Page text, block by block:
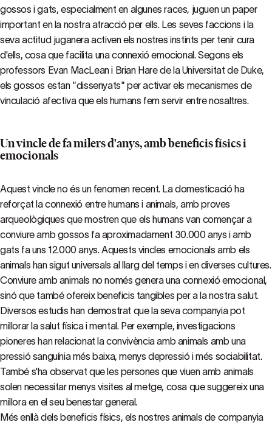
gossos i gats, especialment en algunes races, juguen un paper
important en la nostra atracció per ells. Les seves faccions i la
seva actitud juganera activen els nostres instints per tenir cura
d'ells, cosa que facilita una connexió emocional. Segons els
professors Evan MacLean i Brian Hare de la Universitat de Duke,
els gossos estan "dissenyats" per activar els mecanismes de
vinculació afectiva que els humans fem servir entre nosaltres.
Un vincle de fa milers d'anys, amb beneficis físics i
emocionals
Aquest vincle no és un fenomen recent. La domesticació ha
reforçat la connexió entre humans i animals, amb proves
arqueològiques que mostren que els humans van començar a
conviure amb gossos fa aproximadament 30.000 anys i amb
gats fa uns 12.000 anys. Aquests vincles emocionals amb els
animals han sigut universals al llarg del temps i en diverses cultures.
Conviure amb animals no només genera una connexió emocional,
sinó que també ofereix beneficis tangibles per a la nostra salut.
Diversos estudis han demostrat que la seva companyia pot
millorar la salut física i mental. Per exemple, investigacions
pioneres han relacionat la convivència amb animals amb una
pressió sanguínia més baixa, menys depressió i més sociabilitat.
També s'ha observat que les persones que viuen amb animals
solen necessitar menys visites al metge, cosa que suggereix una
millora en el seu benestar general.
Més enllà dels beneficis físics, els nostres animals de companyia